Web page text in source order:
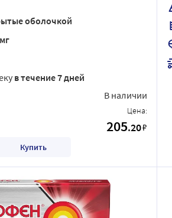
оболочкой
в течение 7 дней
В наличии
Цена:
205.20₽
Купить